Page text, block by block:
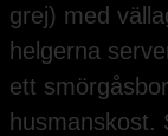
grej) med
helgerna
ett
husmanskost.